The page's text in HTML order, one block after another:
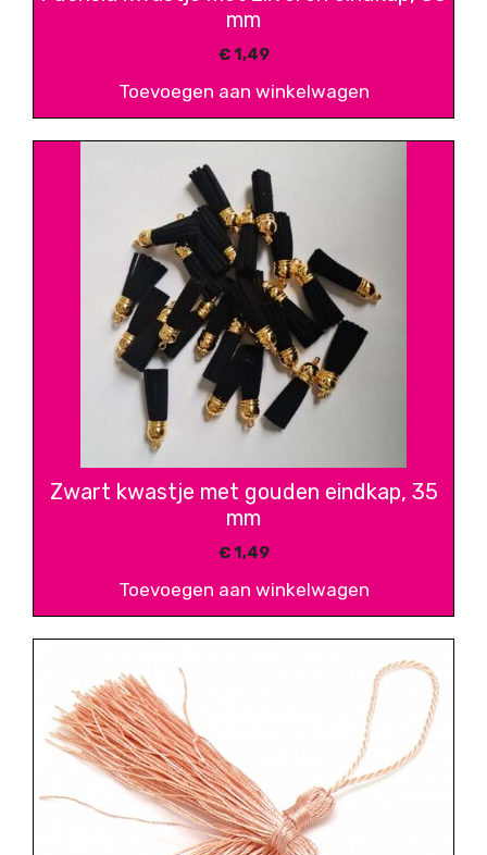
mm
€1,49
Toevoegen aan winkelwagen
Zwart kwastje met gouden eindkap, 35
mm
€1,49
Toevoegen aan winkelwagen